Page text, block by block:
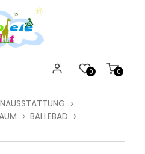
0
0
BÄLLEBAD